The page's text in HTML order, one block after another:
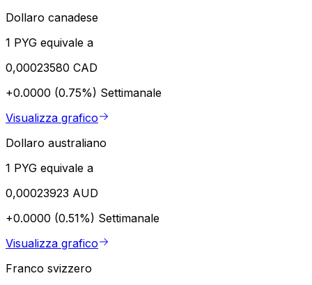
Dollaro canadese
1 PYG equivale a
0,00023580 CAD
+0.0000 (0.75%) Settimanale
Visualizza grafico
Dollaro australiano
1 PYG equivale a
0,00023923 AUD
+0.0000 (0.51%) Settimanale
Visualizza grafico
Franco svizzero